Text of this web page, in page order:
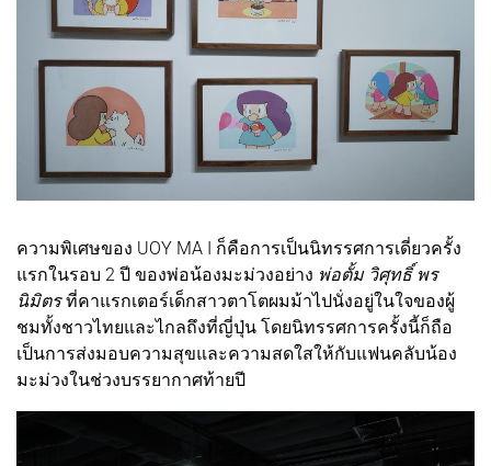
ความพิเศษของ UOY MA I ก็คือการเป็นนิทรรศการเดี่ยวครั้ง
แรกในรอบ 2 ปี ของพ่อน้องมะม่วงอย่าง พ่อตั้ม วิศุทธิ์ พร
นิมิตรที่คาแรกเตอร์เด็กสาวตาโตผมม้าไปนั่งอยู่ในใจของผู้
ชมทั้งชาวไทยและไกลถึงที่ญี่ปุ่น โดยนิทรรศการครั้งนี้ก็ถือ
เป็นการส่งมอบความสุขและความสดใสให้กับแฟนคลับน้อง
มะม่วงในช่วงบรรยากาศท้ายปี